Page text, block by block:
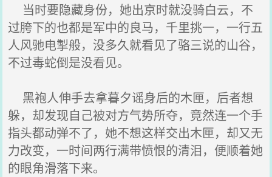
当时要隐藏身份，她出京时就没骑白云，不
过胯下的也都是军中的良马，千里挑一，一行五
人风驰电掣般，没多久就看见了骆三说的山谷，
不过毒蛇倒是没看见。
黑袍人伸手去拿暮夕谣身后的木匣，后者想
躲，却发现自己被对方气势所夺，竟然连一个手
指头都动弹不了，她不想这样交出木匣，却又无
力改变，一时间两行满带愤恨的清泪，便顺着她
的眼角滑落下来。